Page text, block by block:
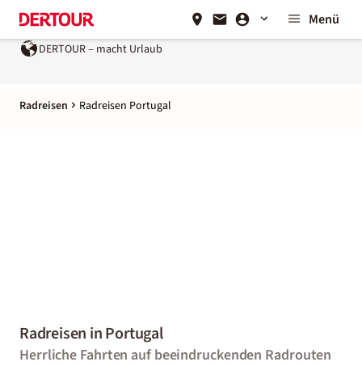
Menü
DERTOUR – macht Urlaub
Radreisen Radreisen Portugal
Radreisen in Portugal
Herrliche Fahrten auf beeindruckenden Radrouten